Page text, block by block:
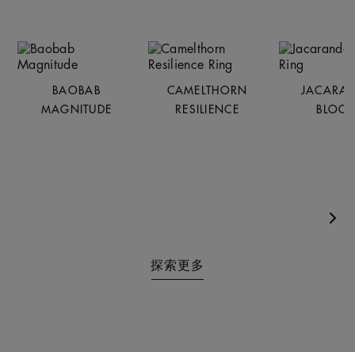
BAOBAB
MAGNITUDE
CAMELTHORN
RESILIENCE
探索更多